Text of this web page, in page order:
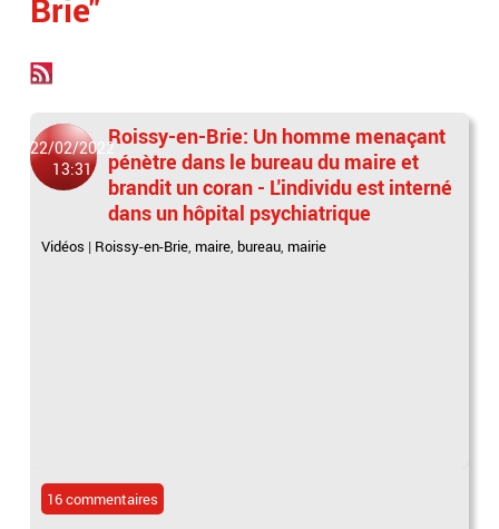
Brie"
22/02/2022
13:31
Roissy-en-Brie: Un homme menaçant
pénètre dans le bureau du maire et
brandit un coran - L'individu est interné
dans un hôpital psychiatrique
Vidéos | Roissy-en-Brie, maire, bureau, mairie
16 commentaires